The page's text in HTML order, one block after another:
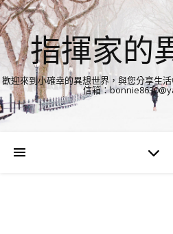
指揮家的
歡迎來到小確幸的異想世界，與您分享生
信箱：